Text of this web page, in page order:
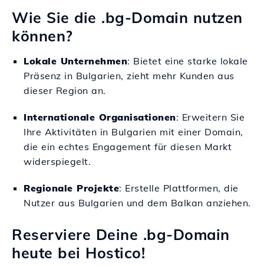
Wie Sie die .bg-Domain nutzen
können?
Lokale Unternehmen: Bietet eine starke lokale
Präsenz in Bulgarien, zieht mehr Kunden aus
dieser Region an.
Internationale Organisationen: Erweitern Sie
Ihre Aktivitäten in Bulgarien mit einer Domain,
die ein echtes Engagement für diesen Markt
widerspiegelt.
Regionale Projekte: Erstelle Plattformen, die
Nutzer aus Bulgarien und dem Balkan anziehen.
Reserviere Deine .bg-Domain
heute bei Hostico!